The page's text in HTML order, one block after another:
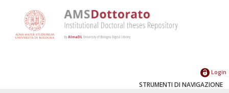
Login
STRUMENTI DI NAVIGAZIONE